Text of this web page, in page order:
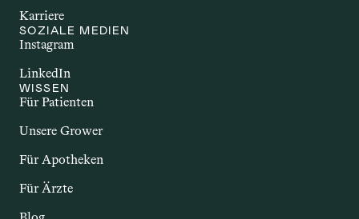
Arthritis oder Morbus Crohn. Sie gehen
häufig mit Entzündungen und einer
wird untersucht, ob bestimmte
Cannabinoide – potenzielle Effekte auf
das Immunsystem und entzündliche
Karriere
SOZIALE MEDIEN
Instagram
LinkedIn
WISSEN
Für Patienten
Unsere Grower
Für Apotheken
Für Ärzte